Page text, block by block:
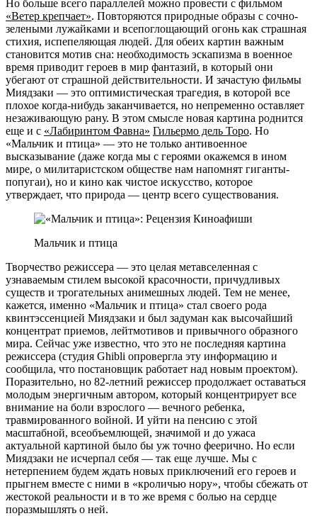
Но больше всего параллелей можно провести с фильмом
«Ветер крепчает». Повторяются природные образы с сочно-
зелеными лужайками и всепоглощающий огонь как страшная
стихия, испепеляющая людей. Для обеих картин важным
становится мотив сна: необходимость эскапизма в военное
время приводит героев в мир фантазий, в который они
убегают от страшной действительности. И зачастую фильмы
Миядзаки — это оптимистическая трагедия, в которой все
плохое когда-нибудь заканчивается, но непременно оставляет
незаживающую рану. В этом смысле новая картина роднится
еще и с «Лабиринтом Фавна» Гильермо дель Торо. Но
«Мальчик и птица» — это не только антивоенное
высказывание (даже когда мы с героями окажемся в ином
мире, о милитаристском обществе нам напомнят гиганты-
попугаи), но и кино как чистое искусство, которое
утверждает, что природа — центр всего существования.
Мальчик и птица
Творчество режиссера — это целая метавселенная с
узнаваемым стилем высокой красочности, причудливых
существ и трогательных анимешных людей. Тем не менее,
кажется, именно «Мальчик и птица» стал своего рода
квинтэссенцией Миядзаки и был задуман как высочайший
концентрат приемов, лейтмотивов и привычного образного
мира. Сейчас уже известно, что это не последняя картина
режиссера (студия Ghibli опровергла эту информацию и
сообщила, что постановщик работает над новым проектом).
Поразительно, но 82-летний режиссер продолжает оставаться
молодым энергичным автором, который концентрирует все
внимание на боли взрослого — вечного ребенка,
травмированного войной. И уйти на пенсию с этой
масштабной, всеобъемлющей, значимой и до ужаса
актуальной картиной было бы уж точно феерично. Но если
Миядзаки не исчерпал себя — так еще лучше. Мы с
нетерпением будем ждать новых приключений его героев и
прыгнем вместе с ними в «кроличью нору», чтобы сбежать от
жестокой реальности и в то же время с болью на сердце
поразмышлять о ней.